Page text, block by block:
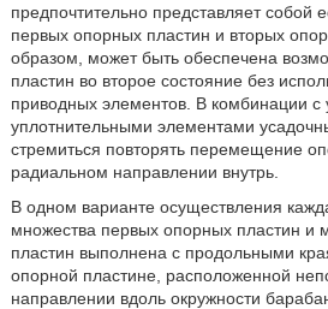
предпочтительно представляет собой
первых опорных пластин и вторых
образом, может быть обеспечена
пластин во второе состояние без
приводных элементов. В комбинации с
уплотнительными элементами
стремиться повторять перемещение
радиальном направлении внутрь.
В одном варианте осуществления
множества первых опорных пластин и
пластин выполнена с продольными
опорной пластине, расположенной
направлении вдоль окружности